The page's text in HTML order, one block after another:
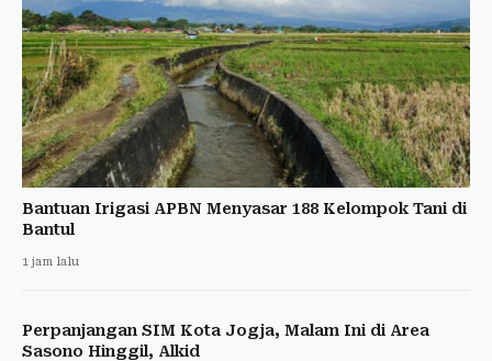
Bantuan Irigasi APBN Menyasar 188 Kelompok Tani di
Bantul
1 jam lalu
Perpanjangan SIM Kota Jogja, Malam Ini di Area
Sasono Hinggil, Alkid